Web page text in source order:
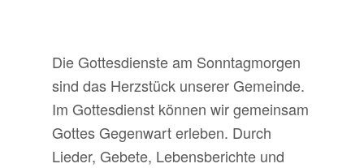
Die Gottesdienste am Sonntagmorgen
sind das Herzstück unserer Gemeinde.
Im Gottesdienst können wir gemeinsam
Gottes Gegenwart erleben. Durch
Lieder, Gebete, Lebensberichte und